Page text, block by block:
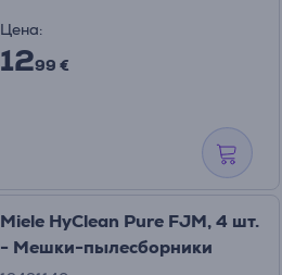
Цена:
1299 €
Miele HyClean Pure FJM, 4 шт.
- Мешки-пылесборники